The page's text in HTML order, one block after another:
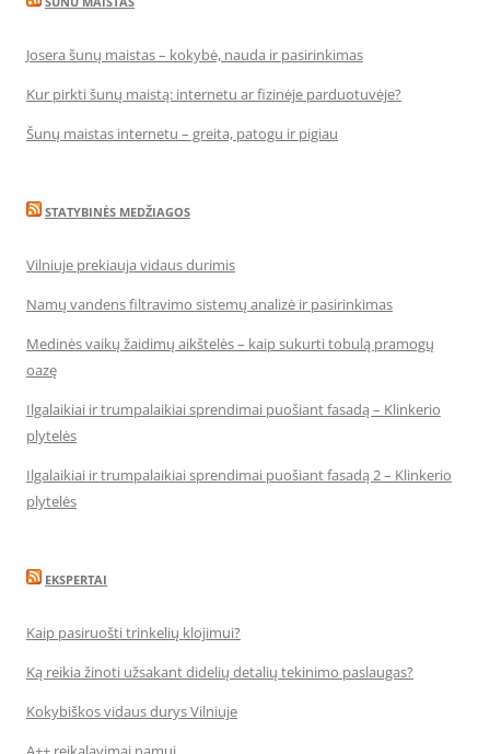
Josera šunų maistas – kokybė, nauda ir pasirinkimas
Kur pirkti šunų maistą: internetu ar fizinėje parduotuvėje?
Šunų maistas internetu – greita, patogu ir pigiau
STATYBINĖS MEDŽIAGOS
Vilniuje prekiauja vidaus durimis
Namų vandens filtravimo sistemų analizė ir pasirinkimas
Medinės vaikų žaidimų aikštelės – kaip sukurti tobulą pramogų
oazę
Ilgalaikiai ir trumpalaikiai sprendimai puošiant fasadą – Klinkerio
plytelės
Ilgalaikiai ir trumpalaikiai sprendimai puošiant fasadą 2 – Klinkerio
plytelės
EKSPERTAI
Kaip pasiruošti trinkelių klojimui?
Ką reikia žinoti užsakant didelių detalių tekinimo paslaugas?
Kokybiškos vidaus durys Vilniuje